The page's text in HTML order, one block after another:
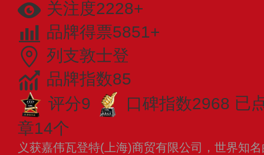
关注度2228+
品牌得票5851+
列支敦士登
品牌指数85
评分9
口碑指数2968 已
章14个
义获嘉伟瓦登特(上海)商贸有限公司，世界知